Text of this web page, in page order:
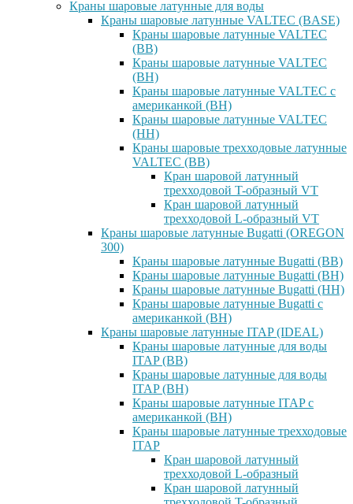
Краны шаровые латунные для воды
Краны шаровые латунные VALTEC (BASE)
Краны шаровые латунные VALTEC
(ВВ)
Краны шаровые латунные VALTEC
(ВН)
Краны шаровые латунные VALTEC с
американкой (ВН)
Краны шаровые латунные VALTEC
(НН)
Краны шаровые трехходовые латунные
VALTEC (ВВ)
Кран шаровой латунный
трехходовой T-образный VT
Кран шаровой латунный
трехходовой L-образный VT
Краны шаровые латунные Bugatti (OREGON
300)
Краны шаровые латунные Bugatti (ВВ)
Краны шаровые латунные Bugatti (ВН)
Краны шаровые латунные Bugatti (НН)
Краны шаровые латунные Bugatti с
американкой (ВН)
Краны шаровые латунные ITAP (IDEAL)
Краны шаровые латунные для воды
ITAP (ВВ)
Краны шаровые латунные для воды
ITAP (ВН)
Краны шаровые латунные ITAP с
американкой (ВН)
Краны шаровые латунные трехходовые
ITAP
Кран шаровой латунный
трехходовой L-образный
Кран шаровой латунный